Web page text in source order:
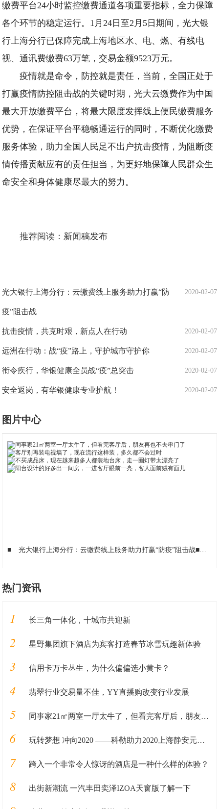
缴费平台24小时监控缴费通道各项重要指标，全力保障
各个环节的稳定运行。1月24日至2月5日期间，光大银
行上海分行已保障完成上海地区水、电、燃、有线电
视、通讯费缴费63万笔，交易金额9523万元。
疫情就是命令，防控就是责任，当前，全国正处于
打赢疫情防控阻击战的关键时期，光大云缴费作为中国
最大开放缴费平台，将最大限度发挥线上便民缴费服务
优势，在保证平台平稳畅通运行的同时，不断优化缴费
服务体验，助力全国人民足不出户抗击疫情，为阻断疫
情传播贡献应有的责任担当，为更好地保障人民群众生
命安全和身体健康尽最大的努力。
推荐阅读： 新闻稿发布
2020-02-07
光大银行上海分行：云缴费线上服务助力打赢“防
疫”阻击战
2020-02-07
抗击疫情，共克时艰，新点人在行动
2020-02-07
远洲在行动：战“疫”路上，守护城市守护你
2020-02-07
衔令疾行，华银健康全员战“疫”总突击
2020-02-07
安全返岗，有华银健康专业护航！
图片中心
■ 光大银行上海分行：云缴费线上服务助力打赢“防疫”阻击战■
热门资讯
1 长三角一体化，十城市共迎新
2 星野集团旗下酒店为宾客打造春节冰雪玩趣新体验
3 信用卡万卡丛生，为什么偏偏选小黄卡？
4 翡翠行业交易量不佳，YY直播购改变行业发展
5 同事家21㎡两室一厅太牛了，但看完客厅后，朋友再也不去串门了
6 玩转梦想 冲向2020 ——科勒助力2020上海静安元旦10公里迎新跑
7 跨入一个非常令人惊讶的酒店是一种什么样的体验？
8 出街新潮流 一汽丰田奕泽IZOA天窗版了解一下